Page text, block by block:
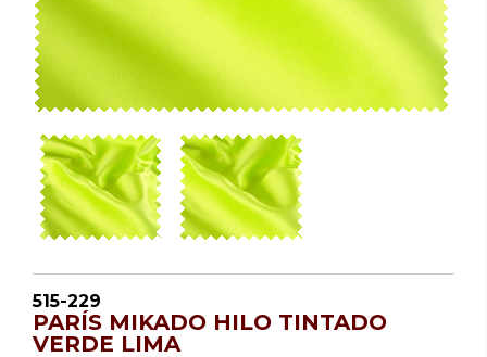
515-229
PARÍS MIKADO HILO TINTADO
VERDE LIMA